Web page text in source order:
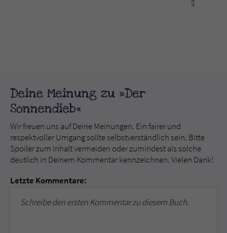
Deine Meinung zu »Der
Sonnendieb«
Wir freuen uns auf Deine Meinungen. Ein fairer und
respektvoller Umgang sollte selbstverständlich sein. Bitte
Spoiler zum Inhalt vermeiden oder zumindest als solche
deutlich in Deinem Kommentar kennzeichnen. Vielen Dank!
Letzte Kommentare:
Schreibe den ersten Kommentar zu diesem Buch.